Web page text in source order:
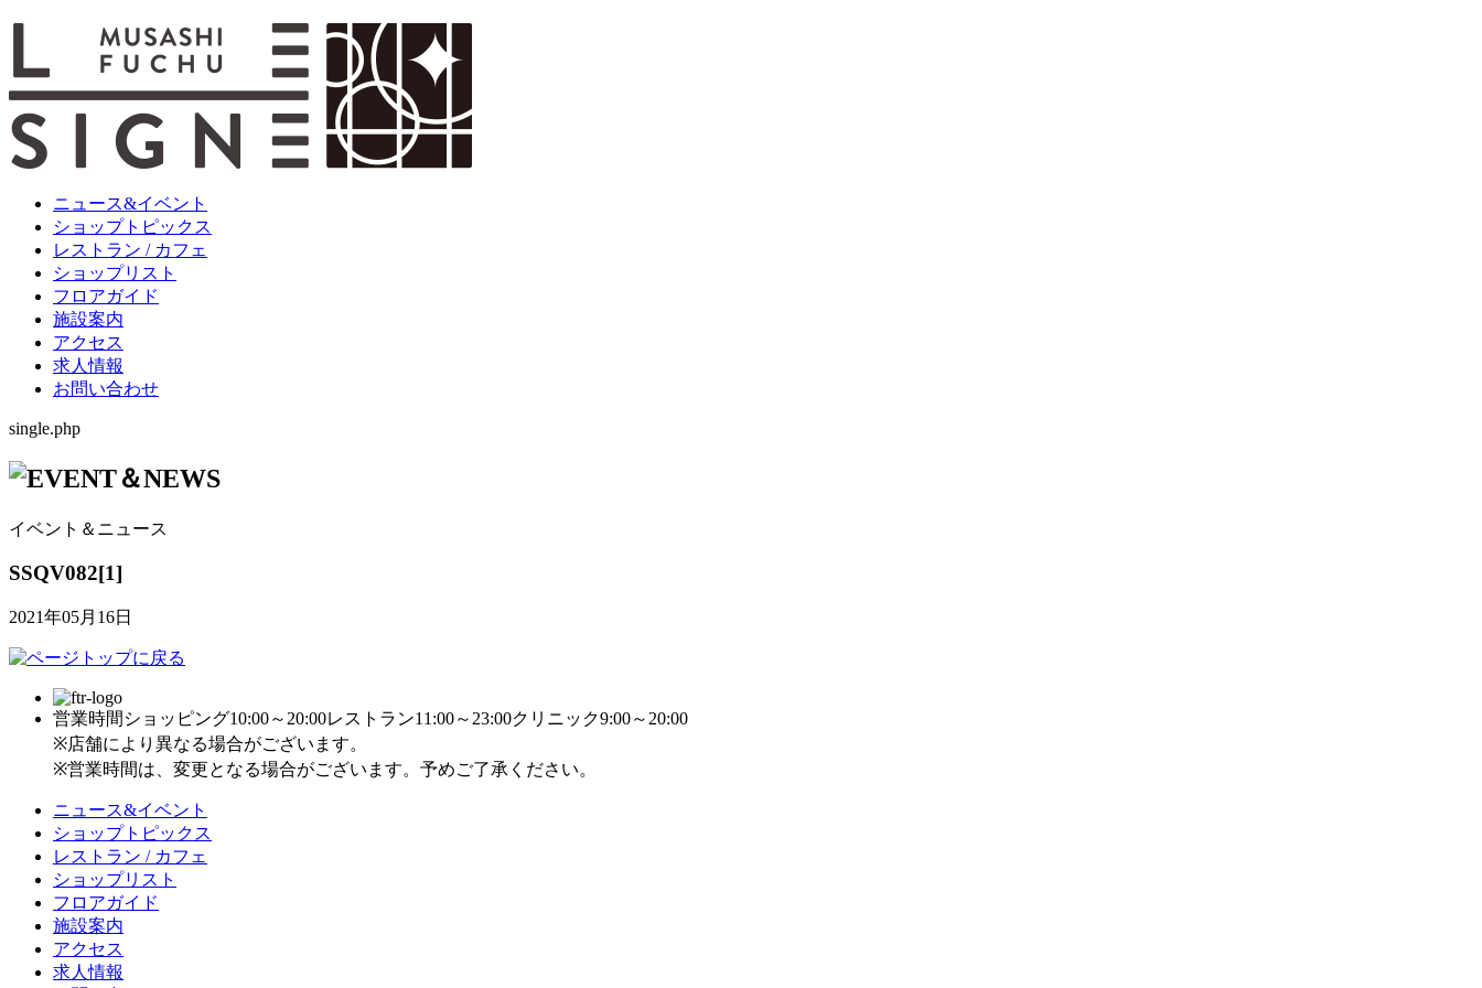
ニュース&イベント
ショップトピックス
レストラン / カフェ
ショップリスト
フロアガイド
施設案内
アクセス
求人情報
お問い合わせ
single.php
イベント＆ニュース
SSQV082[1]
2021年05月16日
営業時間 ショッピング10:00～20:00レストラン11:00～23:00クリニック9:00～20:00
※店舗により異なる場合がございます。
※営業時間は、変更となる場合がございます。予めご了承ください。
ニュース&イベント
ショップトピックス
レストラン / カフェ
ショップリスト
フロアガイド
施設案内
アクセス
求人情報